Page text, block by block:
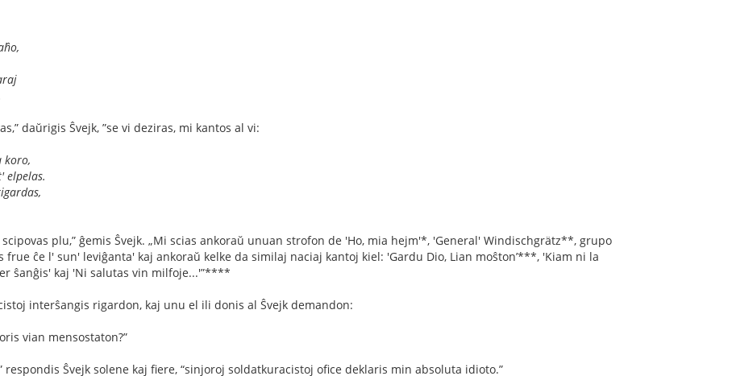
daŭrigis Ŝvejk, ”se vi deziras, mi kantos al vi:
koro,
elpelas.
plu,” ĝemis Ŝvejk. „Mi scias ankoraŭ unuan strofon de 'Ho, mia hejm'*, 'General' Windischgrätz**, grupo
frue ĉe l' sun' leviĝanta' kaj ankoraŭ kelke da similaj naciaj kantoj kiel: 'Gardu Dio, Lian moŝton’***, 'Kiam ni la
ŝanĝis' kaj 'Ni salutas vin milfoje...'”****
interŝangis rigardon, kaj unu el ili donis al Ŝvejk demandon:
vian mensostaton?”
respondis Ŝvejk solene kaj ﬁere, “sinjoroj soldatkuracistoj oﬁce deklaris min absoluta idioto.”